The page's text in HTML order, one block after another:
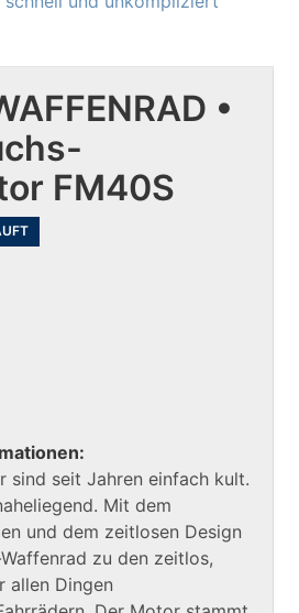
•
FM40S
sind seit Jahren einfach kult.
Mit dem
und dem zeitlosen Design
zu den zeitlos,
allen Dingen